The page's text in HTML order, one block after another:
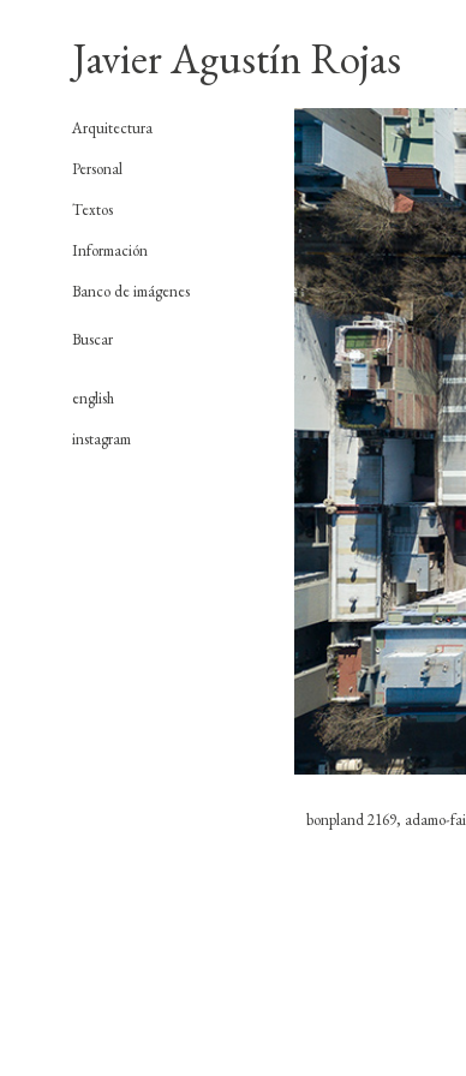
Javier Agustín Rojas
Arquitectura
Personal
Textos
Información
Banco de imágenes
english
instagram
bonpland 2169, adamo-